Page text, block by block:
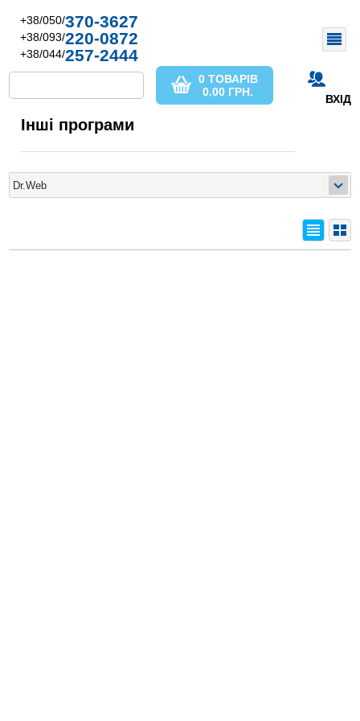
+38/050/370-3627
+38/093/220-0872
+38/044/257-2444
ВХІД
0 ТОВАРІВ
0.00 ГРН.
Інші програми